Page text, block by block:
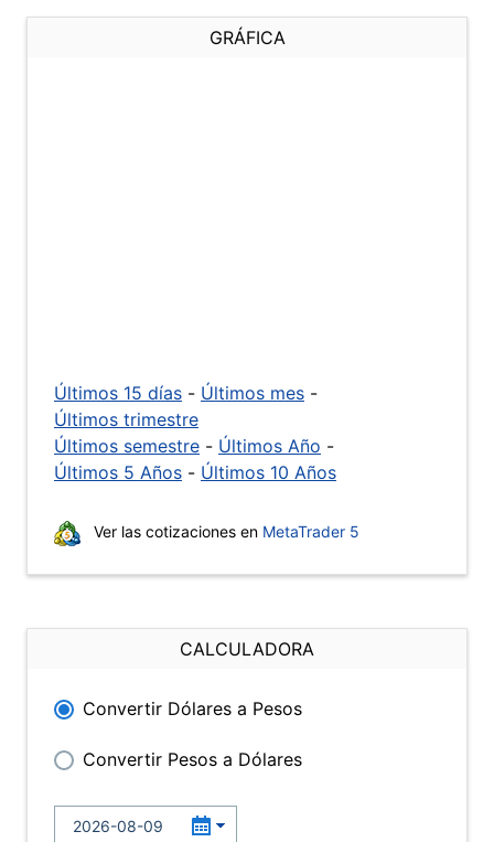
GRÁFICA
Últimos 15 días - Últimos mes -
Últimos trimestre
Últimos semestre - Últimos Año -
Últimos 5 Años - Últimos 10 Años
Ver las cotizaciones en MetaTrader 5
CALCULADORA
Convertir Dólares a Pesos
Convertir Pesos a Dólares